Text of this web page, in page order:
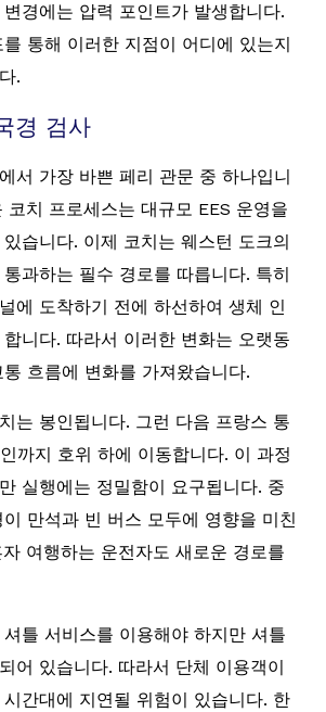
경에는 압력 포인트가 발생합니다.
통해 이러한 지점이 어디에 있는지
.
경 검사
서 가장 바쁜 페리 관문 중 하나입니
코치 프로세스는 대규모 EES 운영을
습니다. 이제 코치는 웨스턴 도크의
과하는 필수 경로를 따릅니다. 특히
에 도착하기 전에 하선하여 생체 인
니다. 따라서 이러한 변화는 오랫동
흐름에 변화를 가져왔습니다.
는 봉인됩니다. 그런 다음 프랑스 통
까지 호위 하에 이동합니다. 이 과정
실행에는 정밀함이 요구됩니다. 중
만석과 빈 버스 모두에 영향을 미친
여행하는 운전자도 새로운 경로를
틀 서비스를 이용해야 하지만 셔틀
어 있습니다. 따라서 단체 이용객이
간대에 지연될 위험이 있습니다. 한